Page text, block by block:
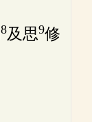
8及思9修